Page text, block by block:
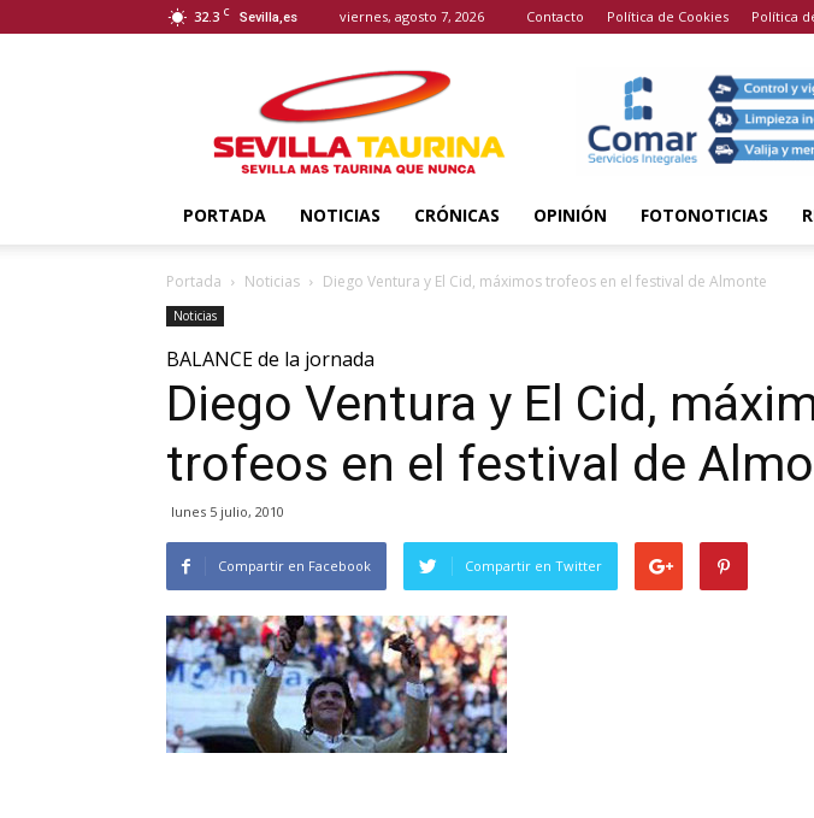
32.3 C Sevilla,es viernes, agosto 7, 2026 Contacto Política de Cookies Política
Taurina
PORTADA NOTICIAS CRÓNICAS OPINIÓN FOTONOTICIAS
Portada Noticias Diego Ventura y El Cid, máximos trofeos en el festival de Almonte
Noticias
BALANCE de la jornada
Diego Ventura y El Cid,
trofeos en el festival de
lunes 5 julio, 2010
Compartir en Facebook Compartir en Twitter